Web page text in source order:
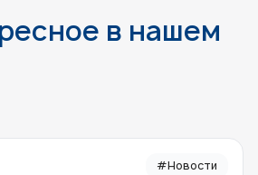
в нашем
#Новости